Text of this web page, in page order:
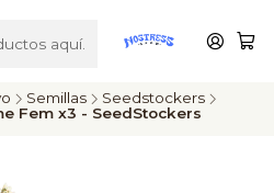
A TODO CHILE
Semillas
Seedstockers
Fem x3 - SeedStockers